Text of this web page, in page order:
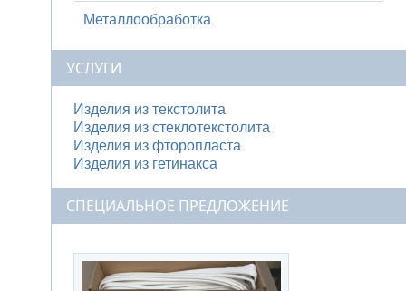
Металлообработка
УСЛУГИ
Изделия из текстолита
Изделия из стеклотекстолита
Изделия из фторопласта
Изделия из гетинакса
СПЕЦИАЛЬНОЕ ПРЕДЛОЖЕНИЕ